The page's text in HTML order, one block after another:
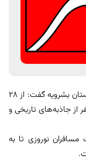
رئیس میراث فرهنگی، صنایع دستی و گردشگری شهرستان بشرویه گفت: از 28
سال گذشته تا امروز بیش از 11 هزار و 970 نفر از جاذبه‌های تاریخی و
نوروزی تا به